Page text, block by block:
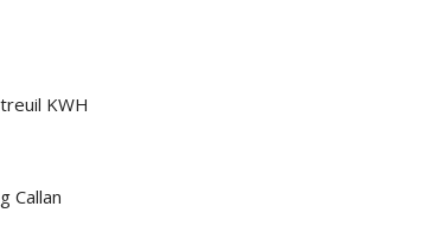
KWH
Callan